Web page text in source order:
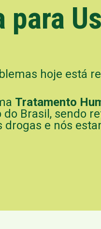
para
hoje está
Tratamento
do Brasil, sendo
drogas e nós